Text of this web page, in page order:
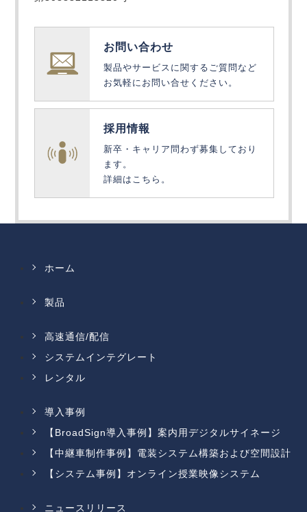
お問い合わせ
製品やサービスに関するご質問など
お気軽にお問い合せください。
採用情報
新卒・キャリア問わず募集しており
ます。
詳細はこちら。
ホーム
製品
高速通信/配信
システムインテグレート
レンタル
導入事例
【BroadSign導入事例】案内用デジタルサイネージ
【中継車制作事例】電装システム構築および空間設計
【システム事例】オンライン授業映像システム
ニュースリリース